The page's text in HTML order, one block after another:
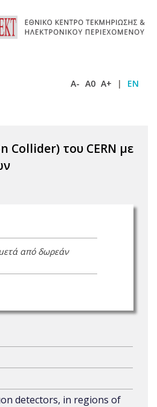
A- A0 A+ | EN
Collider) του CERN με
από δωρεάν
detectors, in regions of